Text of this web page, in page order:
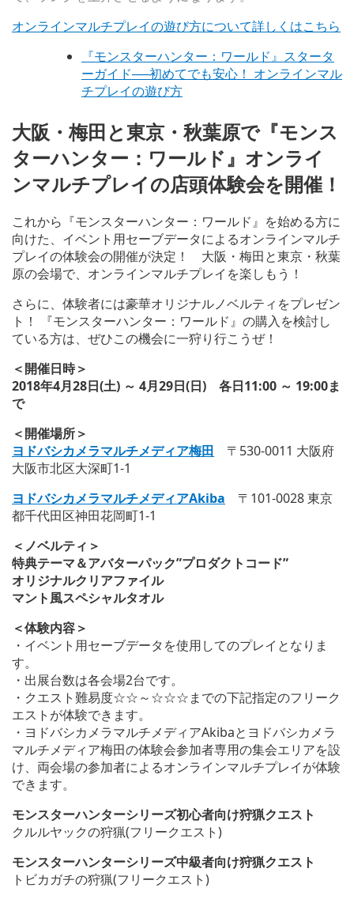
オンラインマルチプレイの遊び方について詳しくはこちら
『モンスターハンター：ワールド』スタータ
ーガイド──初めてでも安心！ オンラインマル
チプレイの遊び方
大阪・梅田と東京・秋葉原で『モンス
ターハンター：ワールド』オンライ
ンマルチプレイの店頭体験会を開催！
これから『モンスターハンター：ワールド』を始める方に
向けた、イベント用セーブデータによるオンラインマルチ
プレイの体験会の開催が決定！ 大阪・梅田と東京・秋葉
原の会場で、オンラインマルチプレイを楽しもう！
さらに、体験者には豪華オリジナルノベルティをプレゼン
ト！ 『モンスターハンター：ワールド』の購入を検討し
ている方は、ぜひこの機会に一狩り行こうぜ！
＜開催日時＞
2018年4月28日(土) ～ 4月29日(日) 各日11:00 ～ 19:00ま
で
＜開催場所＞
ヨドバシカメラマルチメディア梅田 〒530-0011 大阪府
大阪市北区大深町1-1
ヨドバシカメラマルチメディアAkiba 〒101-0028 東京
都千代田区神田花岡町1-1
＜ノベルティ＞
特典テーマ＆アバターパック”プロダクトコード”
オリジナルクリアファイル
マント風スペシャルタオル
＜体験内容＞
・イベント用セーブデータを使用してのプレイとなりま
す。
・出展台数は各会場2台です。
・クエスト難易度☆☆～☆☆☆までの下記指定のフリーク
エストが体験できます。
・ヨドバシカメラマルチメディアAkibaとヨドバシカメラ
マルチメディア梅田の体験会参加者専用の集会エリアを設
け、両会場の参加者によるオンラインマルチプレイが体験
できます。
モンスターハンターシリーズ初心者向け狩猟クエスト
クルルヤックの狩猟(フリークエスト)
モンスターハンターシリーズ中級者向け狩猟クエスト
トビカガチの狩猟(フリークエスト)